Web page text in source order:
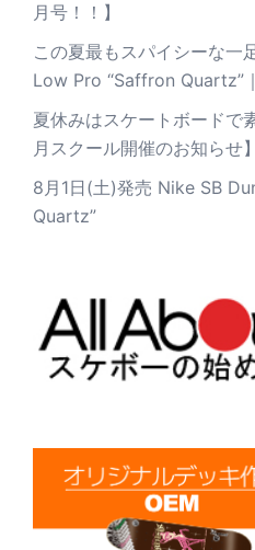
月号！！】
この夏最もスパイシーな一
Low Pro “Saffron Quartz”
夏休みはスケートボードで
月スクール開催のお知らせ】
8月1日(土)発売 Nike SB
Quartz”